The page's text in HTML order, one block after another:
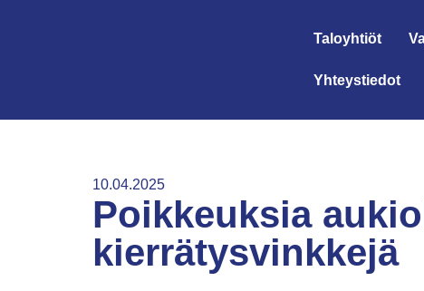
Taloyhtiöt
Yhteystiedot
10.04.2025
Poikkeuksia
kierrätysvinkkejä